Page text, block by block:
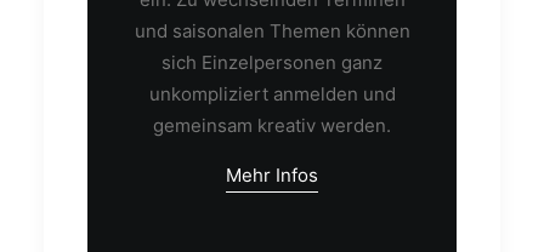
und saisonalen Themen können
sich Einzelpersonen ganz
unkompliziert anmelden und
gemeinsam kreativ werden.
Mehr Infos